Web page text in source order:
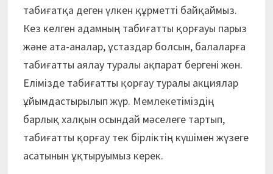
табиғатқа деген үлкен құрметті байқаймыз.
Кез келген адамның табиғатты қорғауы парыз
және ата-аналар, ұстаздар болсын, балаларға
табиғатты аялау туралы ақпарат бергені жөн.
Елімізде табиғатты қорғау туралы акциялар
ұйымдастырылып жүр. Мемлекетіміздің
барлық халқын осындай мәселеге тартып,
табиғатты қорғау тек бірліктің күшімен жүзеге
асатынын ұқтыруымыз керек.